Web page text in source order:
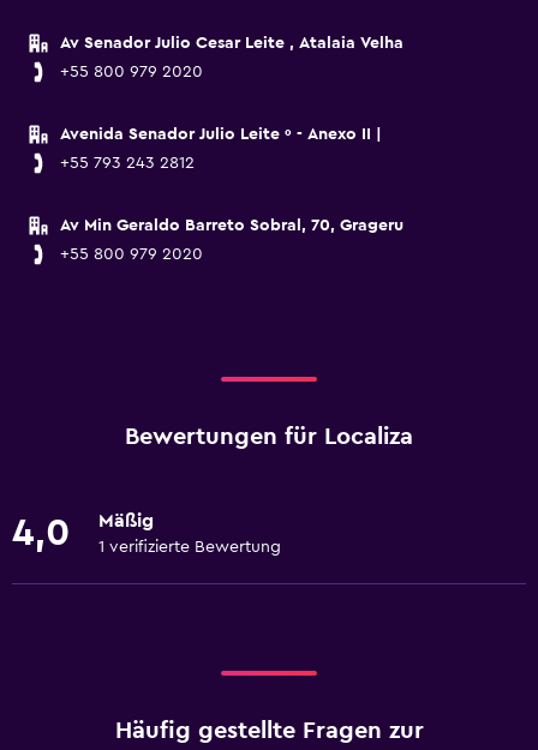
Av Senador Julio Cesar Leite , Atalaia Velha
+55 800 979 2020
Avenida Senador Julio Leite º - Anexo II |
+55 793 243 2812
Av Min Geraldo Barreto Sobral, 70, Grageru
+55 800 979 2020
Bewertungen für Localiza
4,0 Mäßig
1 verifizierte Bewertung
Häufig gestellte Fragen zur